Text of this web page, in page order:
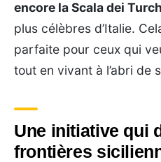
encore la Scala dei
plus célèbres d’Italie.
parfaite pour ceux qui
tout en vivant à l’abri de
Une initiative qui
frontières